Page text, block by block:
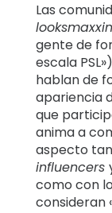
Las
gente de
escala
hablan de
apariencia
que
anima a
aspecto
influencers
como con
consideran